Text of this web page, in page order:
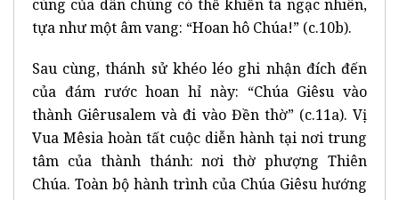
cùng của dân chúng có thể khiến ta ngạc nhiên,
tựa như một âm vang: “Hoan hô Chúa!” (c.10b).
Sau cùng, thánh sử khéo léo ghi nhận đích đến
của đám rước hoan hỉ này: “Chúa Giêsu vào
thành Giêrusalem và đi vào Đền thờ” (c.11a). Vị
Vua Mêsia hoàn tất cuộc diễn hành tại nơi trung
tâm của thành thánh: nơi thờ phượng Thiên
Chúa. Toàn bộ hành trình của Chúa Giêsu hướng